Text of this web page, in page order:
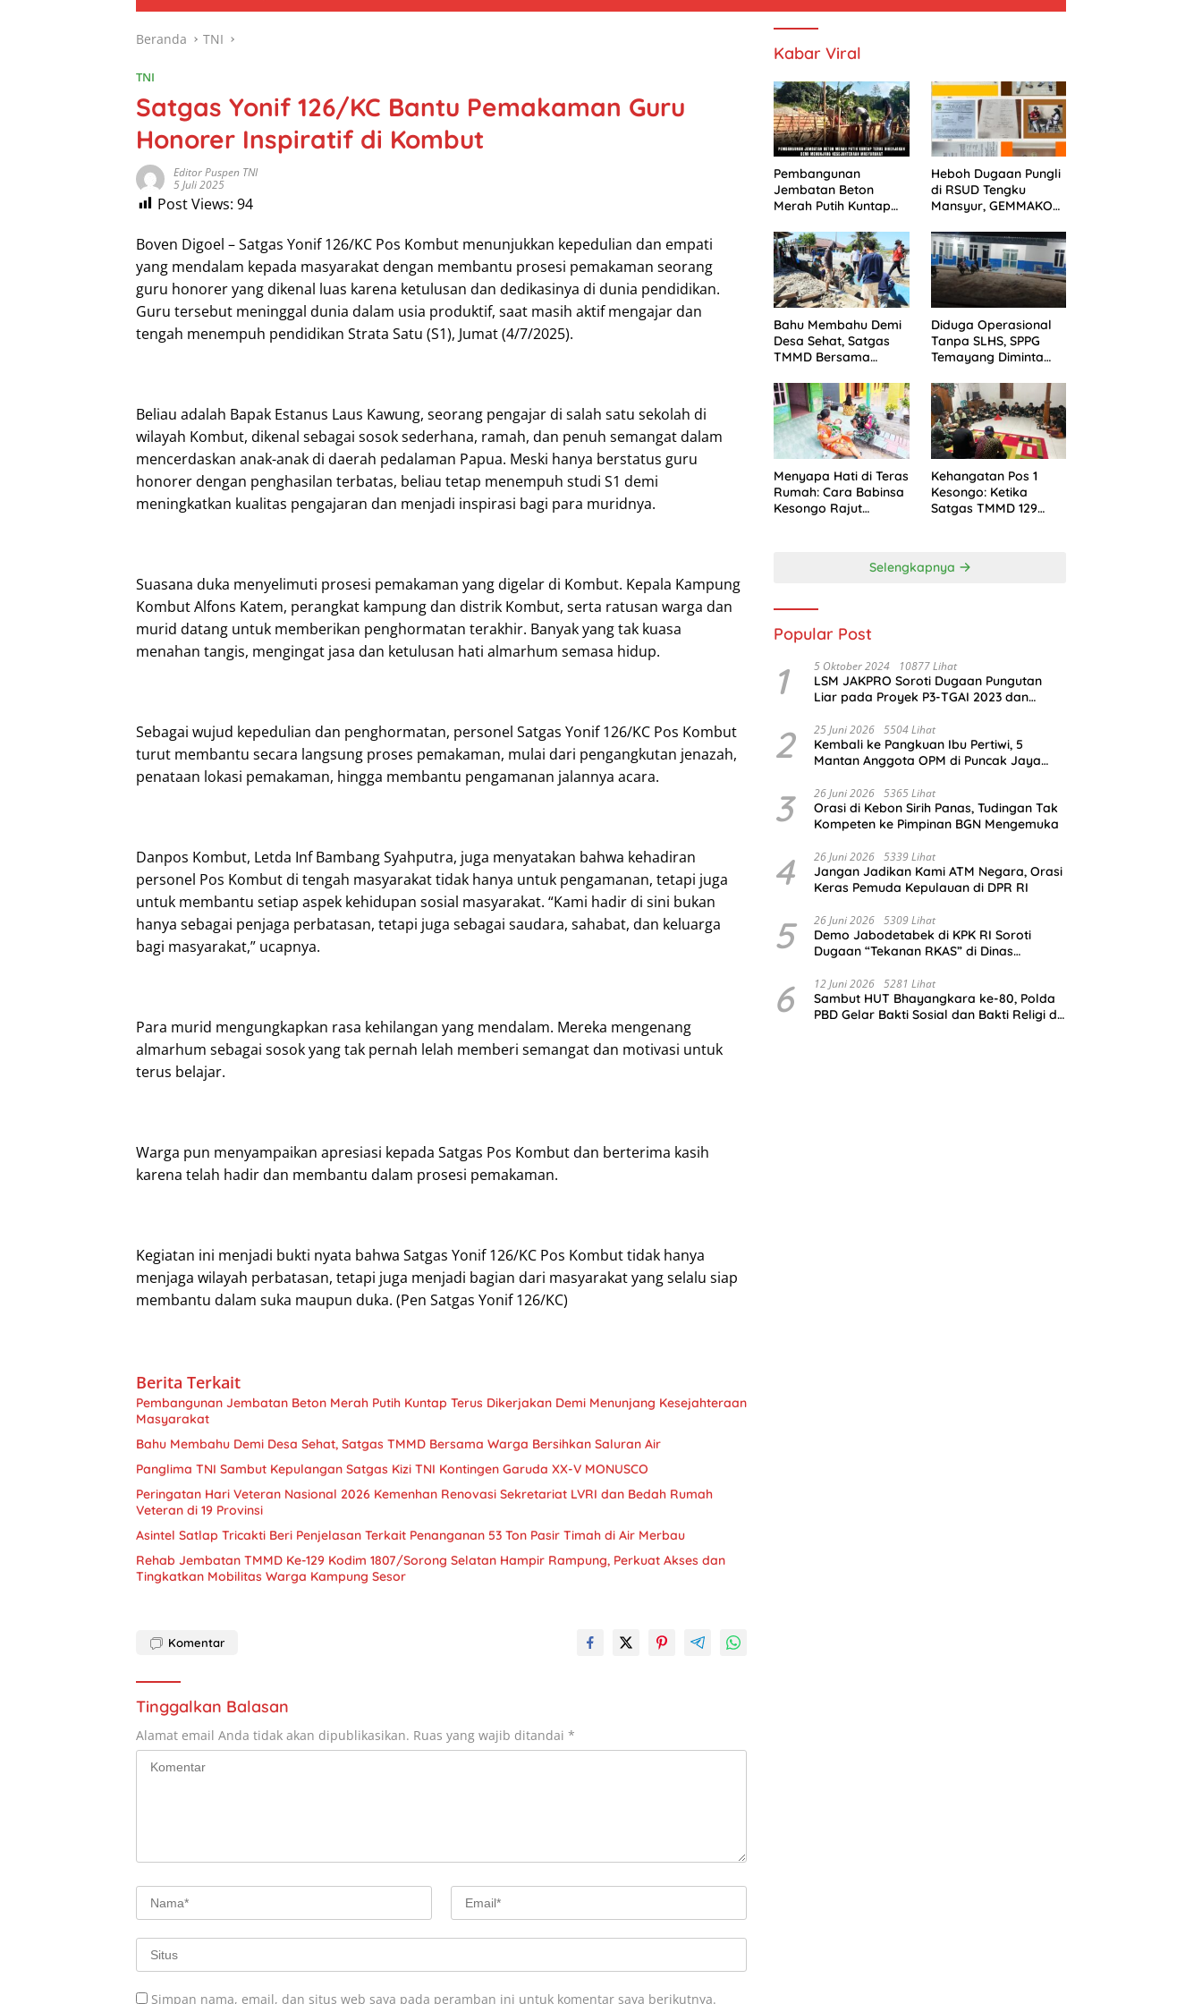
Beranda TNI
TNI
Satgas Yonif 126/KC Bantu Pemakaman Guru
Honorer Inspiratif di Kombut
Editor Puspen TNI
5 Juli 2025
Post Views: 94
Boven Digoel – Satgas Yonif 126/KC Pos Kombut menunjukkan kepedulian dan empati
yang mendalam kepada masyarakat dengan membantu prosesi pemakaman seorang
guru honorer yang dikenal luas karena ketulusan dan dedikasinya di dunia pendidikan.
Guru tersebut meninggal dunia dalam usia produktif, saat masih aktif mengajar dan
tengah menempuh pendidikan Strata Satu (S1), Jumat (4/7/2025).
Beliau adalah Bapak Estanus Laus Kawung, seorang pengajar di salah satu sekolah di
wilayah Kombut, dikenal sebagai sosok sederhana, ramah, dan penuh semangat dalam
mencerdaskan anak-anak di daerah pedalaman Papua. Meski hanya berstatus guru
honorer dengan penghasilan terbatas, beliau tetap menempuh studi S1 demi
meningkatkan kualitas pengajaran dan menjadi inspirasi bagi para muridnya.
Suasana duka menyelimuti prosesi pemakaman yang digelar di Kombut. Kepala Kampung
Kombut Alfons Katem, perangkat kampung dan distrik Kombut, serta ratusan warga dan
murid datang untuk memberikan penghormatan terakhir. Banyak yang tak kuasa
menahan tangis, mengingat jasa dan ketulusan hati almarhum semasa hidup.
Sebagai wujud kepedulian dan penghormatan, personel Satgas Yonif 126/KC Pos Kombut
turut membantu secara langsung proses pemakaman, mulai dari pengangkutan jenazah,
penataan lokasi pemakaman, hingga membantu pengamanan jalannya acara.
Danpos Kombut, Letda Inf Bambang Syahputra, juga menyatakan bahwa kehadiran
personel Pos Kombut di tengah masyarakat tidak hanya untuk pengamanan, tetapi juga
untuk membantu setiap aspek kehidupan sosial masyarakat. “Kami hadir di sini bukan
hanya sebagai penjaga perbatasan, tetapi juga sebagai saudara, sahabat, dan keluarga
bagi masyarakat,” ucapnya.
Para murid mengungkapkan rasa kehilangan yang mendalam. Mereka mengenang
almarhum sebagai sosok yang tak pernah lelah memberi semangat dan motivasi untuk
terus belajar.
Warga pun menyampaikan apresiasi kepada Satgas Pos Kombut dan berterima kasih
karena telah hadir dan membantu dalam prosesi pemakaman.
Kegiatan ini menjadi bukti nyata bahwa Satgas Yonif 126/KC Pos Kombut tidak hanya
menjaga wilayah perbatasan, tetapi juga menjadi bagian dari masyarakat yang selalu siap
membantu dalam suka maupun duka. (Pen Satgas Yonif 126/KC)
Berita Terkait
Pembangunan Jembatan Beton Merah Putih Kuntap Terus Dikerjakan Demi Menunjang Kesejahteraan
Masyarakat
Bahu Membahu Demi Desa Sehat, Satgas TMMD Bersama Warga Bersihkan Saluran Air
Panglima TNI Sambut Kepulangan Satgas Kizi TNI Kontingen Garuda XX-V MONUSCO
Peringatan Hari Veteran Nasional 2026 Kemenhan Renovasi Sekretariat LVRI dan Bedah Rumah
Veteran di 19 Provinsi
Asintel Satlap Tricakti Beri Penjelasan Terkait Penanganan 53 Ton Pasir Timah di Air Merbau
Rehab Jembatan TMMD Ke-129 Kodim 1807/Sorong Selatan Hampir Rampung, Perkuat Akses dan
Tingkatkan Mobilitas Warga Kampung Sesor
Komentar
Tinggalkan Balasan
Alamat email Anda tidak akan dipublikasikan. Ruas yang wajib ditandai *
Simpan nama, email, dan situs web saya pada peramban ini untuk komentar saya berikutnya.
Kabar Viral
Pembangunan
Jembatan Beton
Merah Putih Kuntap
Menunjang
Kesejahteraan
Masyarakat
Heboh Dugaan Pungli
di RSUD Tengku
Mansyur, GEMMAKO
Kejaksaan
Bahu Membahu Demi
Desa Sehat, Satgas
TMMD Bersama
Saluran Air
Diduga Operasional
Tanpa SLHS, SPPG
Temayang Diminta
Perizinan
Menyapa Hati di Teras
Rumah: Cara Babinsa
Kesongo Rajut
Kehangatan Pos 1
Kesongo: Ketika
Satgas TMMD 129
Selengkapnya
Popular Post
1 5 Oktober 2024 10877 Lihat
LSM JAKPRO Soroti Dugaan Pungutan
Liar pada Proyek P3-TGAI 2023 dan
Probolinggo
2 25 Juni 2026 5504 Lihat
Kembali ke Pangkuan Ibu Pertiwi, 5
Mantan Anggota OPM di Puncak Jaya
3 26 Juni 2026 5365 Lihat
Orasi di Kebon Sirih Panas, Tudingan Tak
Kompeten ke Pimpinan BGN Mengemuka
4 26 Juni 2026 5339 Lihat
Jangan Jadikan Kami ATM Negara, Orasi
Keras Pemuda Kepulauan di DPR RI
5 26 Juni 2026 5309 Lihat
Demo Jabodetabek di KPK RI Soroti
Dugaan “Tekanan RKAS” di Dinas
6 12 Juni 2026 5281 Lihat
Sambut HUT Bhayangkara ke-80, Polda
PBD Gelar Bakti Sosial dan Bakti Religi di